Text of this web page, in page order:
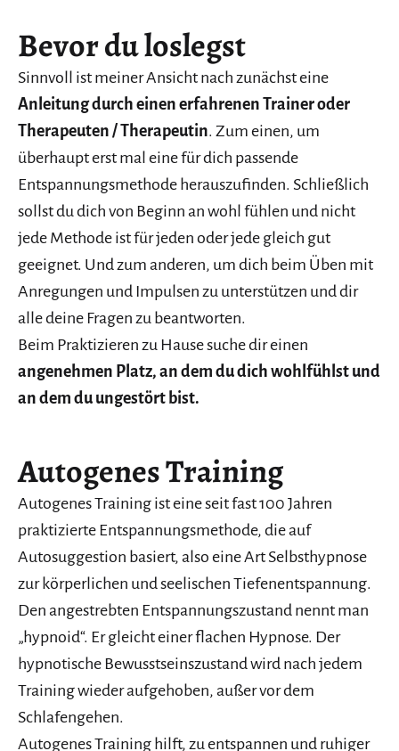
Bevor du loslegst
Sinnvoll ist meiner Ansicht nach zunächst eine
Anleitung durch einen erfahrenen Trainer oder
Therapeuten / Therapeutin. Zum einen, um
überhaupt erst mal eine für dich passende
Entspannungsmethode herauszufinden. Schließlich
sollst du dich von Beginn an wohl fühlen und nicht
jede Methode ist für jeden oder jede gleich gut
geeignet. Und zum anderen, um dich beim Üben mit
Anregungen und Impulsen zu unterstützen und dir
alle deine Fragen zu beantworten.
Beim Praktizieren zu Hause suche dir einen
angenehmen Platz, an dem du dich wohlfühlst und
an dem du ungestört bist.
Autogenes Training
Autogenes Training ist eine seit fast 100 Jahren
praktizierte Entspannungsmethode, die auf
Autosuggestion basiert, also eine Art Selbsthypnose
zur körperlichen und seelischen Tiefenentspannung.
Den angestrebten Entspannungszustand nennt man
„hypnoid“. Er gleicht einer flachen Hypnose. Der
hypnotische Bewusstseinszustand wird nach jedem
Training wieder aufgehoben, außer vor dem
Schlafengehen.
Autogenes Training hilft, zu entspannen und ruhiger